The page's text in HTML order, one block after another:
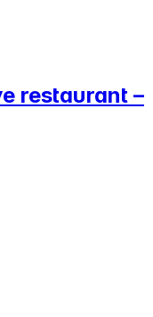
restaurant –